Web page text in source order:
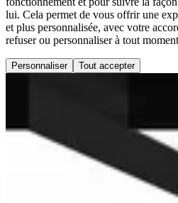
lui. Cela permet de vous offrir une
et plus personnalisée, avec votre
refuser ou personnaliser à tout
Personnaliser Tout accepter